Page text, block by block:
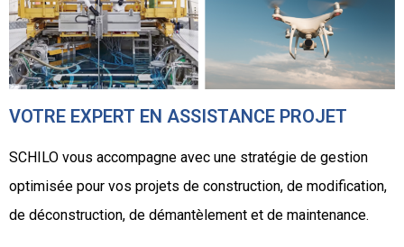
VOTRE EXPERT EN ASSISTANCE PROJET
SCHILO vous accompagne avec une stratégie de gestion
optimisée pour vos projets de construction, de modification,
de déconstruction, de démantèlement et de maintenance.